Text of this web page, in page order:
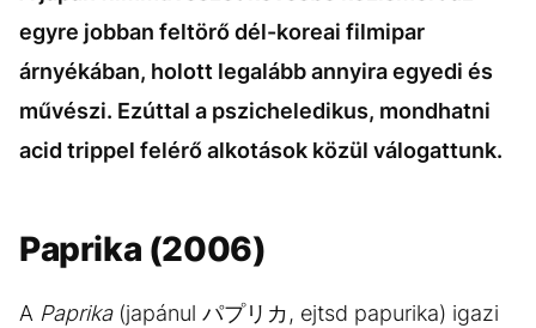
egyre jobban feltörő dél-koreai filmipar
árnyékában, holott legalább annyira egyedi és
művészi. Ezúttal a pszicheledikus, mondhatni
acid trippel felérő alkotások közül válogattunk.
Paprika (2006)
A Paprika(japánul パプリカ, ejtsd papurika) igazi